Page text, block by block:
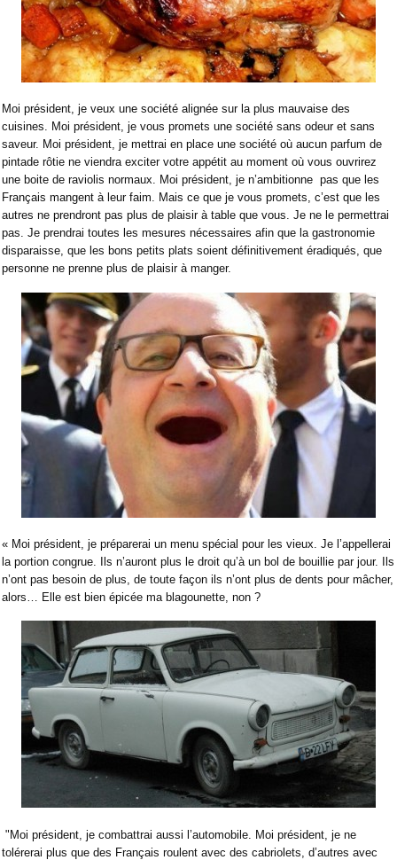
Moi président, je veux une société alignée sur la plus mauvaise des
cuisines. Moi président, je vous promets une société sans odeur et sans
saveur. Moi président, je mettrai en place une société où aucun parfum de
pintade rôtie ne viendra exciter votre appétit au moment où vous ouvrirez
une boite de raviolis normaux. Moi président, je n’ambitionne pas que les
Français mangent à leur faim. Mais ce que je vous promets, c’est que les
autres ne prendront pas plus de plaisir à table que vous. Je ne le permettrai
pas. Je prendrai toutes les mesures nécessaires afin que la gastronomie
disparaisse, que les bons petits plats soient définitivement éradiqués, que
personne ne prenne plus de plaisir à manger.
« Moi président, je préparerai un menu spécial pour les vieux. Je l’appellerai
la portion congrue. Ils n’auront plus le droit qu’à un bol de bouillie par jour. Ils
n’ont pas besoin de plus, de toute façon ils n’ont plus de dents pour mâcher,
alors… Elle est bien épicée ma blagounette, non ?
"Moi président, je combattrai aussi l’automobile. Moi président, je ne
tolérerai plus que des Français roulent avec des cabriolets, d’autres avec